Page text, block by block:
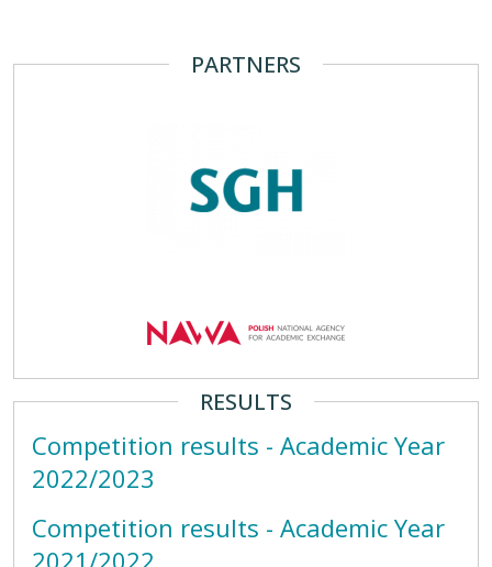
PARTNERS
RESULTS
Competition results - Academic Year
2022/2023
Competition results - Academic Year